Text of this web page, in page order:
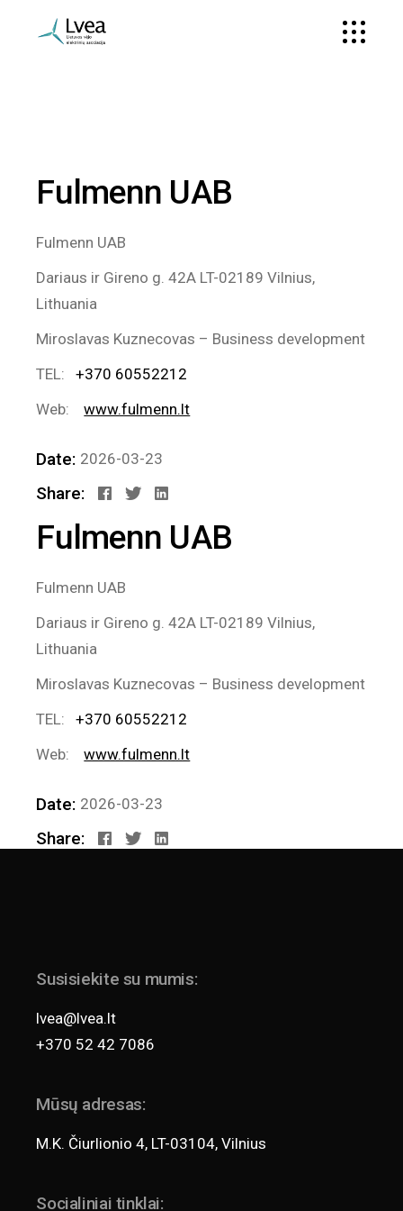
Fulmenn UAB
Fulmenn UAB
Dariaus ir Gireno g. 42A LT-02189 Vilnius,
Lithuania
Miroslavas Kuznecovas – Business development
TEL:+370 60552212
Web:www.fulmenn.lt
Date: 2026-03-23
Share:
Fulmenn UAB
Fulmenn UAB
Dariaus ir Gireno g. 42A LT-02189 Vilnius,
Lithuania
Miroslavas Kuznecovas – Business development
TEL:+370 60552212
Web:www.fulmenn.lt
Date: 2026-03-23
Share:
Susisiekite su mumis:
lvea@lvea.lt
+370 52 42 7086
Mūsų adresas:
M.K. Čiurlionio 4, LT-03104, Vilnius
Socialiniai tinklai: